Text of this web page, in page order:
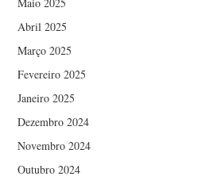
Abril 2025
Março 2025
Fevereiro 2025
Janeiro 2025
Dezembro 2024
Novembro 2024
Outubro 2024